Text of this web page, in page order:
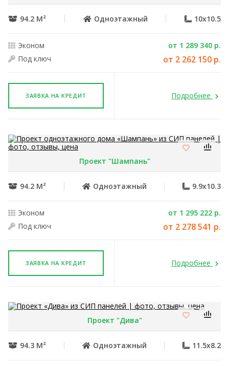
94.2 М² Одноэтажный 10x10.5
Эконом
от 1 289 340 р.
Под ключ
от 2 262 150 р.
ЗАЯВКА НА КРЕДИТ Подробнее
Проект "Шампань"
94.2 М² Одноэтажный 9.9x10.3
Эконом
от 1 295 222 р.
Под ключ
от 2 278 541 р.
ЗАЯВКА НА КРЕДИТ Подробнее
Проект "Дива"
94.3 М² Одноэтажный 11.5x8.2